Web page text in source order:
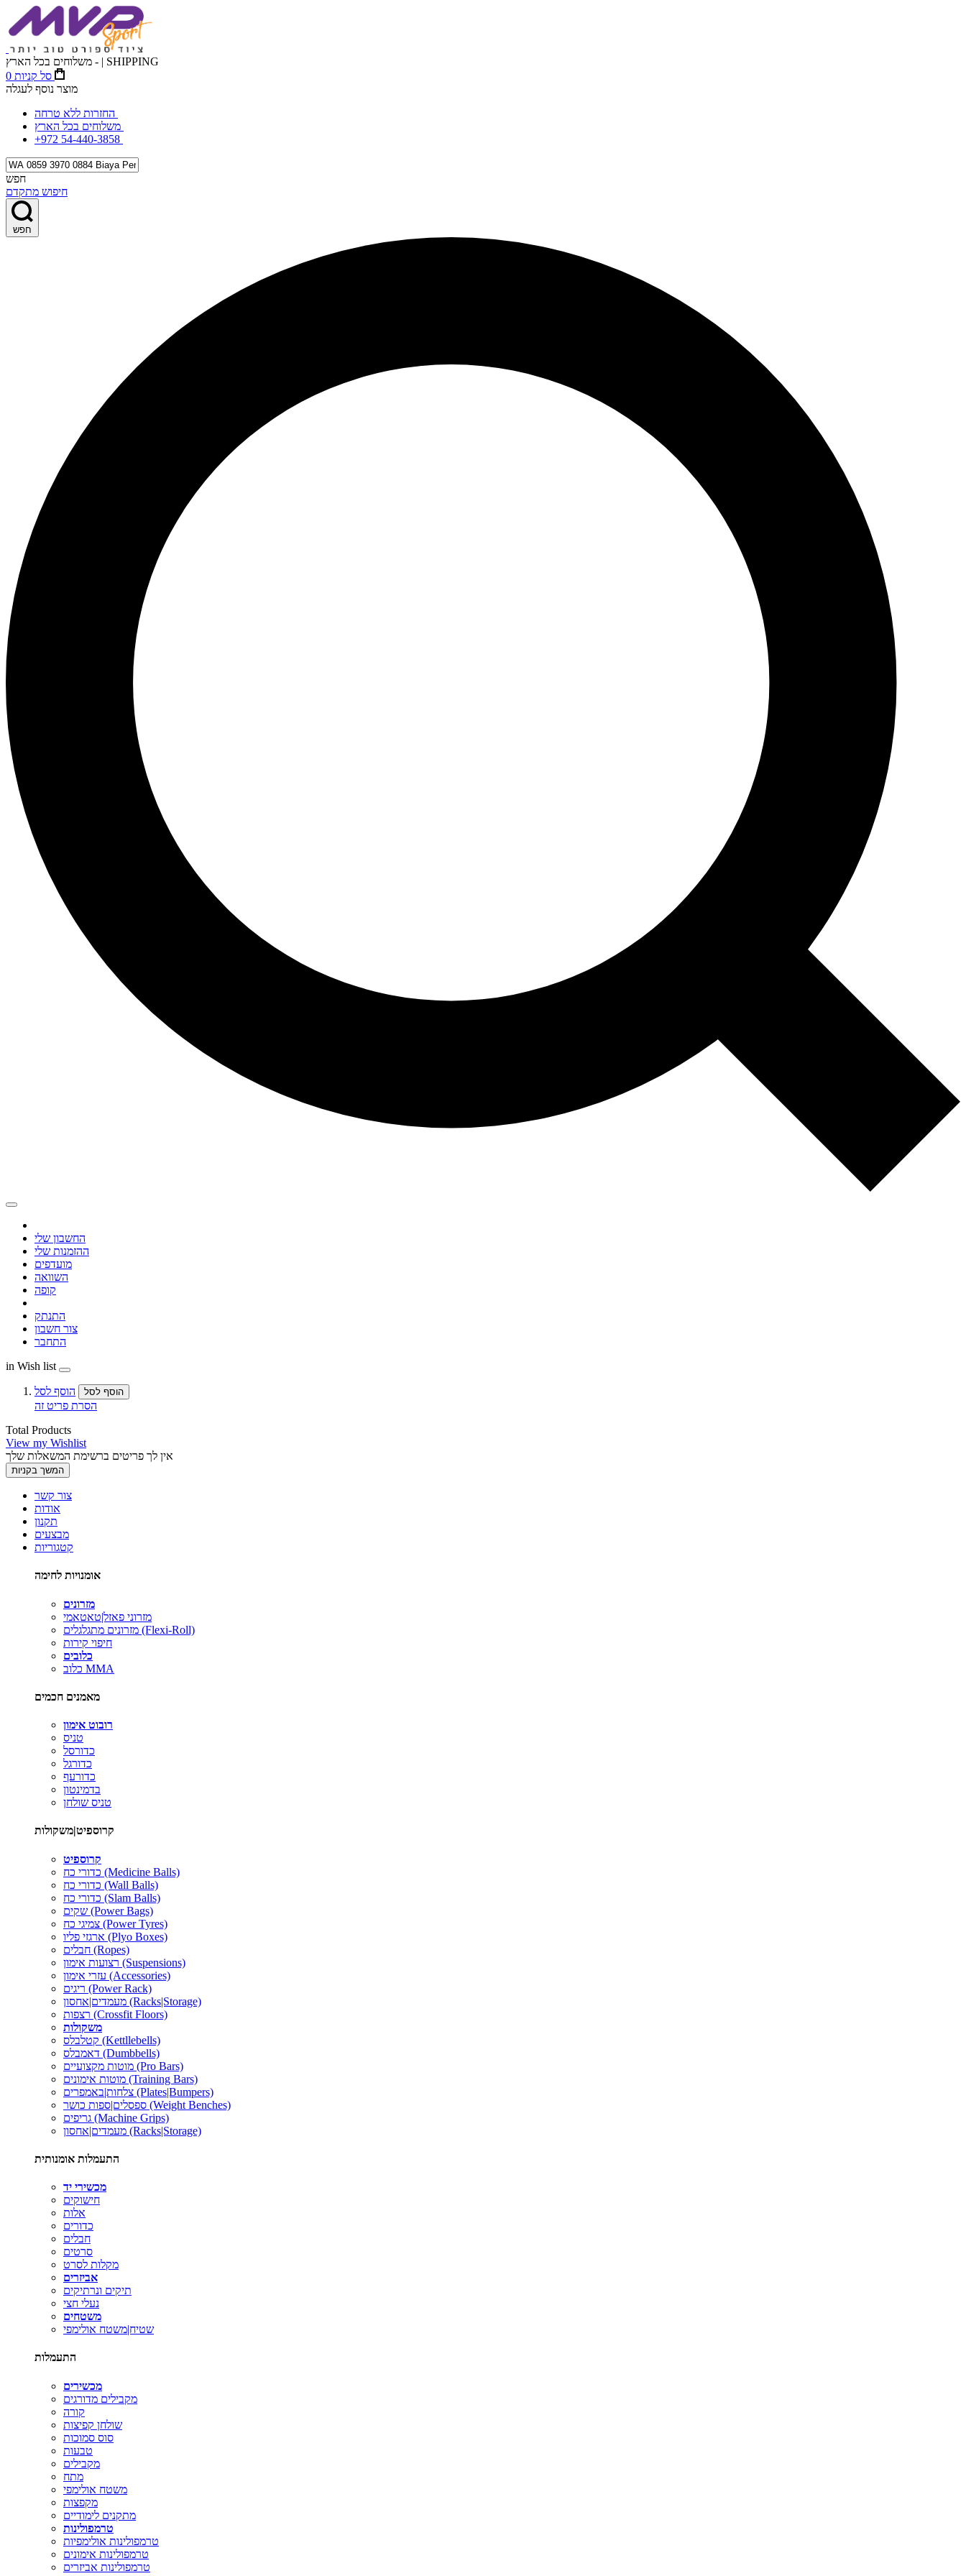
משלוחים בכל הארץ - | SHIPPING
0 סל קניות
מוצר נוסף לעגלה
+972 54-440-3858
חפש
חיפוש מתקדם
חפש
החשבון שלי
ההזמנות שלי
מועדפים
השוואה
קופה
התנתק
צור חשבון
התחבר
in Wish list
הוסף לסל הוסף לסל
הסרת פריט זה
Total Products
View my Wishlist
אין לך פריטים ברשימת המשאלות שלך
המשך בקניות
צור קשר
אודות
תקנון
מבצעים
קטגוריות
אומנויות לחימה
מזרונים
מזרוני פאזל|טאטאמי
מזרונים מתגלגלים (Flexi-Roll)
חיפוי קירות
כלובים
כלוב MMA
מאמנים חכמים
רובוט אימון
טניס
כדורסל
כדורגל
כדורעף
בדמינטון
טניס שולחן
קרוספיט|משקולות
קרוספיט
כדורי כח (Medicine Balls)
כדורי כח (Wall Balls)
כדורי כח (Slam Balls)
שקים (Power Bags)
צמיגי כח (Power Tyres)
ארגזי פליו (Plyo Boxes)
חבלים (Ropes)
רצועות אימון (Suspensions)
עזרי אימון (Accessories)
ריגים (Power Rack)
מעמדים|אחסון (Racks|Storage)
רצפות (Crossfit Floors)
משקולות
קטלבלס (Kettllebells)
דאמבלס (Dumbbells)
מוטות מקצועיים (Pro Bars)
מוטות אימונים (Training Bars)
צלחות|באמפרים (Plates|Bumpers)
ספסלים|ספות כושר (Weight Benches)
גריפים (Machine Grips)
מעמדים|אחסון (Racks|Storage)
התעמלות אומנותית
מכשירי יד
חישוקים
אלות
כדורים
חבלים
סרטים
מקלות לסרט
אביזרים
תיקים ונרתיקים
נעלי חצי
משטחים
שטיח|משטח אולימפי
התעמלות
מכשירים
מקבילים מדורגים
קורה
שולחן קפיצות
סוס סמוכות
טבעות
מקבילים
מתח
משטח אולימפי
מקפצות
מתקנים לימודיים
טרמפולינות
טרמפולינות אולימפיות
טרמפולינות אימונים
טרמפולינות אביזרים